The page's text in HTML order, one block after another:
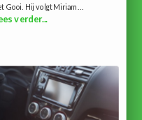
Gooi. Hij volgt Miriam...
verder...